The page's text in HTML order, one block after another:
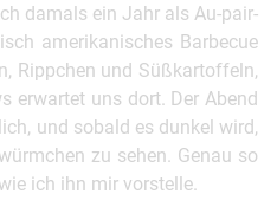
damals ein Jahr als Au-pair-
amerikanisches Barbecue
Rippchen und Süßkartoffeln,
erwartet uns dort. Der Abend
und sobald es dunkel wird,
zu sehen. Genau so
ich ihn mir vorstelle.